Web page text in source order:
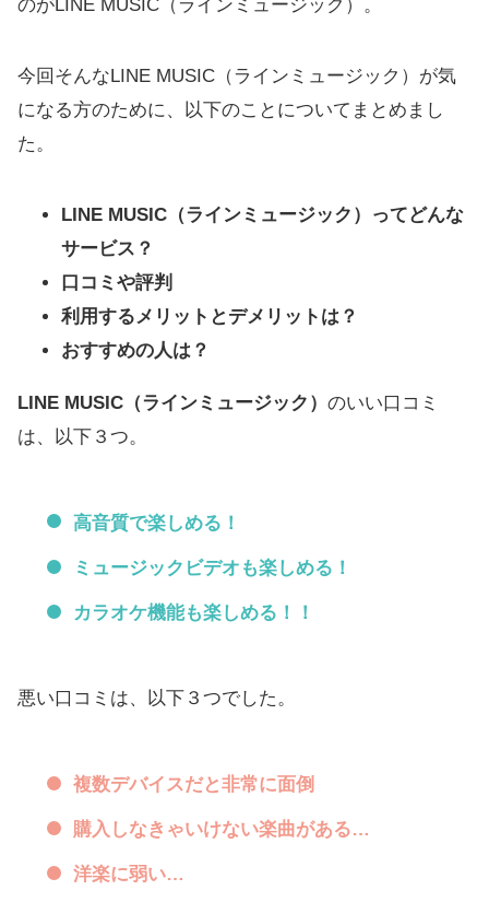
のがLINE MUSIC（ラインミュージック）。
今回そんなLINE MUSIC（ラインミュージック）が気
になる方のために、以下のことについてまとめまし
た。
LINE MUSIC（ラインミュージック）ってどんな
サービス？
口コミや評判
利用するメリットとデメリットは？
おすすめの人は？
LINE MUSIC（ラインミュージック） のいい口コミ
は、以下３つ。
高音質で楽しめる！
ミュージックビデオも楽しめる！
カラオケ機能も楽しめる！！
悪い口コミは、以下３つでした。
複数デバイスだと非常に面倒
購入しなきゃいけない楽曲がある…
洋楽に弱い…